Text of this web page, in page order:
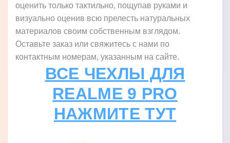
оценить только тактильно, пощупав руками и
визуально оценив всю прелесть натуральных
материалов своим собственным взглядом.
Оставьте заказ или свяжитесь с нами по
контактным номерам, указанным на сайте.
ВСЕ ЧЕХЛЫ ДЛЯ
REALME 9 PRO
НАЖМИТЕ ТУТ